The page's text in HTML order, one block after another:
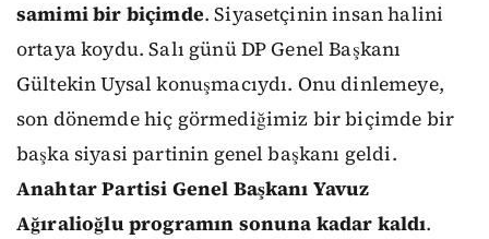
samimi bir biçimde. Siyasetçinin insan halini
ortaya koydu. Salı günü DP Genel Başkanı
Gültekin Uysal konuşmacıydı. Onu dinlemeye,
son dönemde hiç görmediğimiz bir biçimde bir
başka siyasi partinin genel başkanı geldi.
Anahtar Partisi Genel Başkanı Yavuz
Ağıralioğlu programın sonuna kadar kaldı.